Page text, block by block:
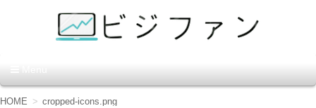
ン】
コ
HOME cropped-icons.png